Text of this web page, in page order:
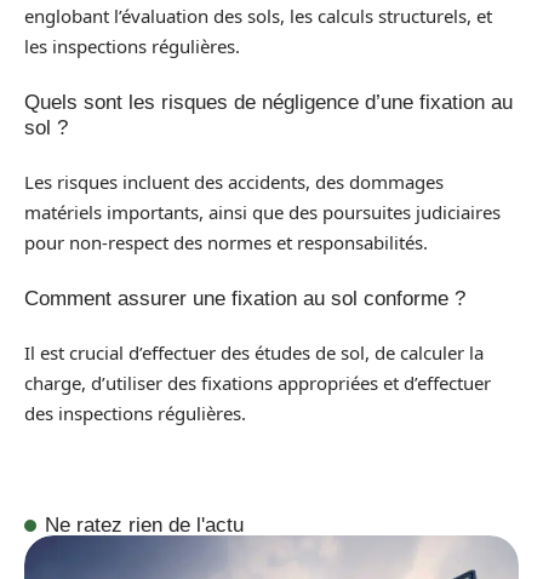
englobant l’évaluation des sols, les calculs structurels, et
les inspections régulières.
Quels sont les risques de négligence d’une fixation au
sol ?
Les risques incluent des accidents, des dommages
matériels importants, ainsi que des poursuites judiciaires
pour non-respect des normes et responsabilités.
Comment assurer une fixation au sol conforme ?
Il est crucial d’effectuer des études de sol, de calculer la
charge, d’utiliser des fixations appropriées et d’effectuer
des inspections régulières.
Ne ratez rien de l'actu